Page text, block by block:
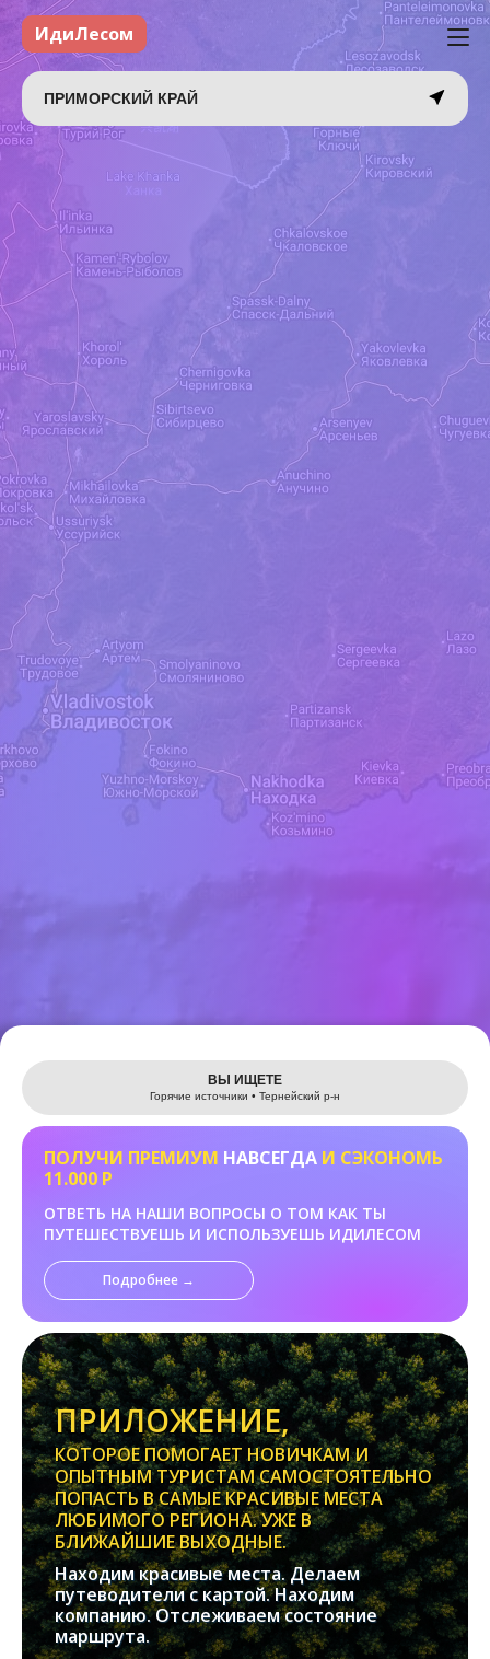
Leaflet
ИдиЛесом
ПРИМОРСКИЙ КРАЙ
ВЫ ИЩЕТЕ
Горячие источники • Тернейский р-н
ПОЛУЧИ ПРЕМИУМ НАВСЕГДА И СЭКОНОМЬ
11.000 Р
ОТВЕТЬ НА НАШИ ВОПРОСЫ О ТОМ КАК ТЫ
ПУТЕШЕСТВУЕШЬ И ИСПОЛЬЗУЕШЬ ИДИЛЕСОМ
Подробнее →
ПРИЛОЖЕНИЕ,
КОТОРОЕ ПОМОГАЕТ НОВИЧКАМ И
ОПЫТНЫМ ТУРИСТАМ САМОСТОЯТЕЛЬНО
ПОПАСТЬ В САМЫЕ КРАСИВЫЕ МЕСТА
ЛЮБИМОГО РЕГИОНА. УЖЕ В
БЛИЖАЙШИЕ ВЫХОДНЫЕ.
Находим красивые места. Делаем
путеводители с картой. Находим
компанию. Отслеживаем состояние
маршрута.